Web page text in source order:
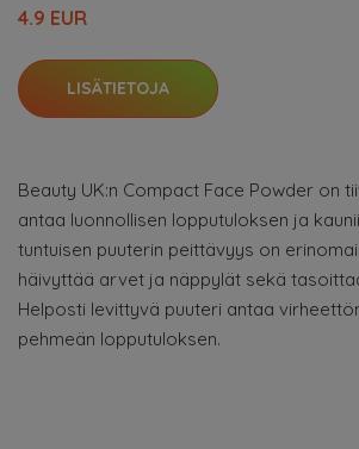
4.9 EUR
LISÄTIETOJA
Beauty UK:n Compact Face Powder on
antaa luonnollisen lopputuloksen ja
tuntuisen puuterin peittävyys on
häivyttää arvet ja näppylät sekä
Helposti levittyvä puuteri antaa
pehmeän lopputuloksen.